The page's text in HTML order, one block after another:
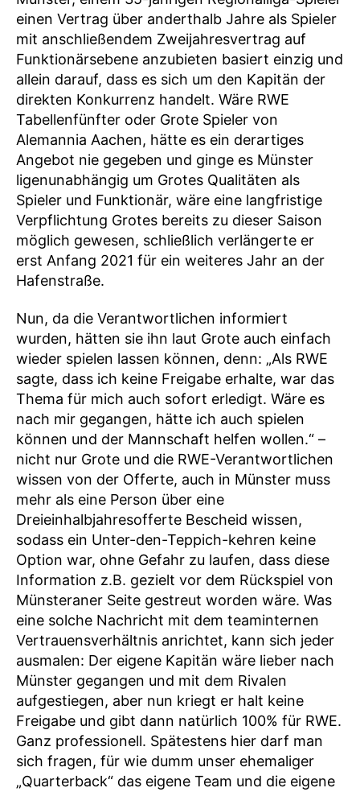
einen Vertrag über anderthalb Jahre als Spieler
mit anschließendem Zweijahresvertrag auf
Funktionärsebene anzubieten basiert einzig und
allein darauf, dass es sich um den Kapitän der
direkten Konkurrenz handelt. Wäre RWE
Tabellenfünfter oder Grote Spieler von
Alemannia Aachen, hätte es ein derartiges
Angebot nie gegeben und ginge es Münster
ligenunabhängig um Grotes Qualitäten als
Spieler und Funktionär, wäre eine langfristige
Verpflichtung Grotes bereits zu dieser Saison
möglich gewesen, schließlich verlängerte er
erst Anfang 2021 für ein weiteres Jahr an der
Hafenstraße.
Nun, da die Verantwortlichen informiert
wurden, hätten sie ihn laut Grote auch einfach
wieder spielen lassen können, denn: „Als RWE
sagte, dass ich keine Freigabe erhalte, war das
Thema für mich auch sofort erledigt. Wäre es
nach mir gegangen, hätte ich auch spielen
können und der Mannschaft helfen wollen.“ –
nicht nur Grote und die RWE-Verantwortlichen
wissen von der Offerte, auch in Münster muss
mehr als eine Person über eine
Dreieinhalbjahresofferte Bescheid wissen,
sodass ein Unter-den-Teppich-kehren keine
Option war, ohne Gefahr zu laufen, dass diese
Information z.B. gezielt vor dem Rückspiel von
Münsteraner Seite gestreut worden wäre. Was
eine solche Nachricht mit dem teaminternen
Vertrauensverhältnis anrichtet, kann sich jeder
ausmalen: Der eigene Kapitän wäre lieber nach
Münster gegangen und mit dem Rivalen
aufgestiegen, aber nun kriegt er halt keine
Freigabe und gibt dann natürlich 100% für RWE.
Ganz professionell. Spätestens hier darf man
sich fragen, für wie dumm unser ehemaliger
„Quarterback“ das eigene Team und die eigene